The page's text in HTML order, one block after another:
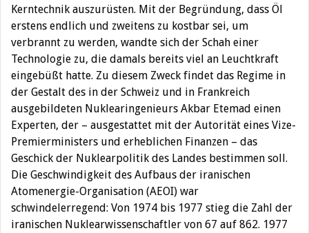
Kerntechnik auszurüsten. Mit der Begründung, dass Öl
erstens endlich und zweitens zu kostbar sei, um
verbrannt zu werden, wandte sich der Schah einer
Technologie zu, die damals bereits viel an Leuchtkraft
eingebüßt hatte. Zu diesem Zweck findet das Regime in
der Gestalt des in der Schweiz und in Frankreich
ausgebildeten Nuklearingenieurs Akbar Etemad einen
Experten, der – ausgestattet mit der Autorität eines Vize-
Premierministers und erheblichen Finanzen – das
Geschick der Nuklearpolitik des Landes bestimmen soll.
Die Geschwindigkeit des Aufbaus der iranischen
Atomenergie-Organisation (AEOI) war
schwindelerregend: Von 1974 bis 1977 stieg die Zahl der
iranischen Nuklearwissenschaftler von 67 auf 862. 1977